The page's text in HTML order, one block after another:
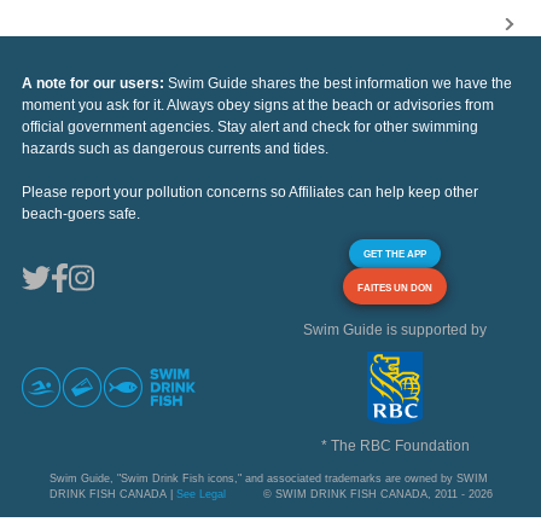
A note for our users: Swim Guide shares the best information we have the
moment you ask for it. Always obey signs at the beach or advisories from
official government agencies. Stay alert and check for other swimming
hazards such as dangerous currents and tides.
Please report your pollution concerns so Affiliates can help keep other
beach-goers safe.
GET THE APP
FAITES UN DON
Swim Guide is supported by
* The RBC Foundation
Swim Guide, "Swim Drink Fish icons," and associated trademarks are owned by SWIM
DRINK FISH CANADA | See Legal © SWIM DRINK FISH CANADA, 2011 - 2026